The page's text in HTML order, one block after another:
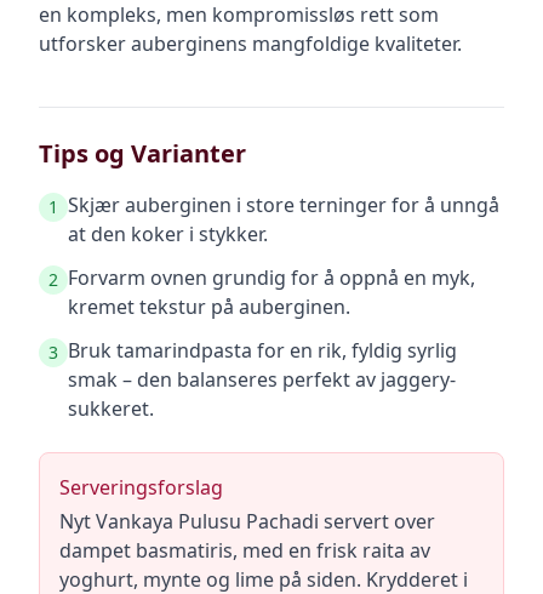
en kompleks, men kompromissløs rett som
utforsker auberginens mangfoldige kvaliteter.
Tips og Varianter
1 Skjær auberginen i store terninger for å unngå
at den koker i stykker.
2 Forvarm ovnen grundig for å oppnå en myk,
kremet tekstur på auberginen.
3 Bruk tamarindpasta for en rik, fyldig syrlig
smak – den balanseres perfekt av jaggery-
sukkeret.
Serveringsforslag
Nyt Vankaya Pulusu Pachadi servert over
dampet basmatiris, med en frisk raita av
yoghurt, mynte og lime på siden. Krydderet i